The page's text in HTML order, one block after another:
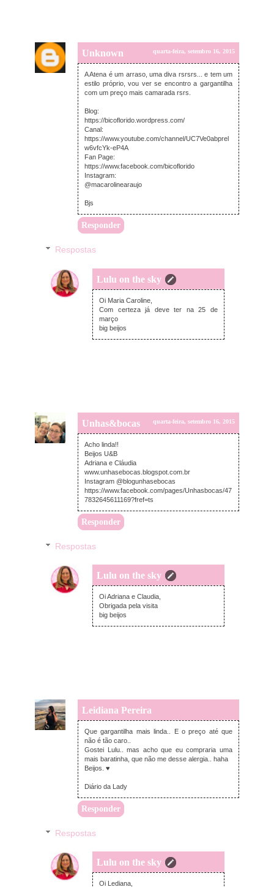
Unknown quarta-feira, setembro 16, 2015
A Atena é um arraso, uma diva rsrsrs... e tem um
estilo próprio, vou ver se encontro a gargantilha
com um preço mais camarada rsrs.
Blog:
https://bicoflorido.wordpress.com/
Canal:
https://www.youtube.com/channel/UC7Ve0abprel
w6vfcYk-eP4A
Fan Page:
https://www.facebook.com/bicoflorido
Instagram:
@macarolinearaujo
Bjs
Responder
Respostas
Lulu on the sky
quarta-feira, setembro 16, 2015
Oi Maria Caroline,
Com certeza já deve ter na 25 de
março
big beijos
Unhas&bocas quarta-feira, setembro 16, 2015
Acho linda!!
Beijos U&B
Adriana e Cláudia
www.unhasebocas.blogspot.com.br
Instagram @blogunhasebocas
https://www.facebook.com/pages/Unhasbocas/47
7832645611169?fref=ts
Responder
Respostas
Lulu on the sky
quarta-feira, setembro 16, 2015
Oi Adriana e Claudia,
Obrigada pela visita
big beijos
Leidiana Pereira
quarta-feira, setembro 16, 2015
Que gargantilha mais linda.. E o preço até que
não é tão caro..
Gostei Lulu.. mas acho que eu compraria uma
mais baratinha, que não me desse alergia.. haha
Beijos. ♥
Diário da Lady
Responder
Respostas
Lulu on the sky
quarta-feira, setembro 16, 2015
Oi Lediana,